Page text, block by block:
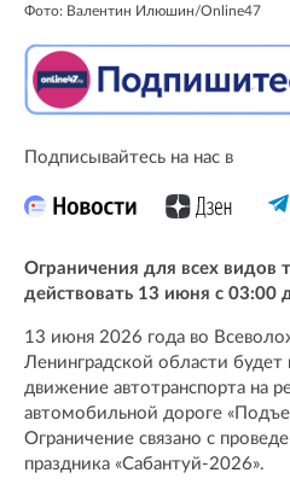
Фото: Валентин Илюшин/Online47
Подписывайтесь на нас в
Ограничения для всех видов
действовать 13 июня с 03:00
13 июня 2026 года во
Ленинградской области
движение автотранспорта на
автомобильной дороге
Ограничение связано с
праздника «Сабантуй-2026».